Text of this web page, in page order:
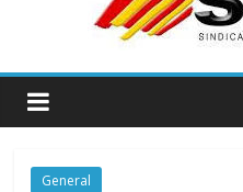
OPERATIVA DE ENTRADA EN
Programa de Radio TAXI
General